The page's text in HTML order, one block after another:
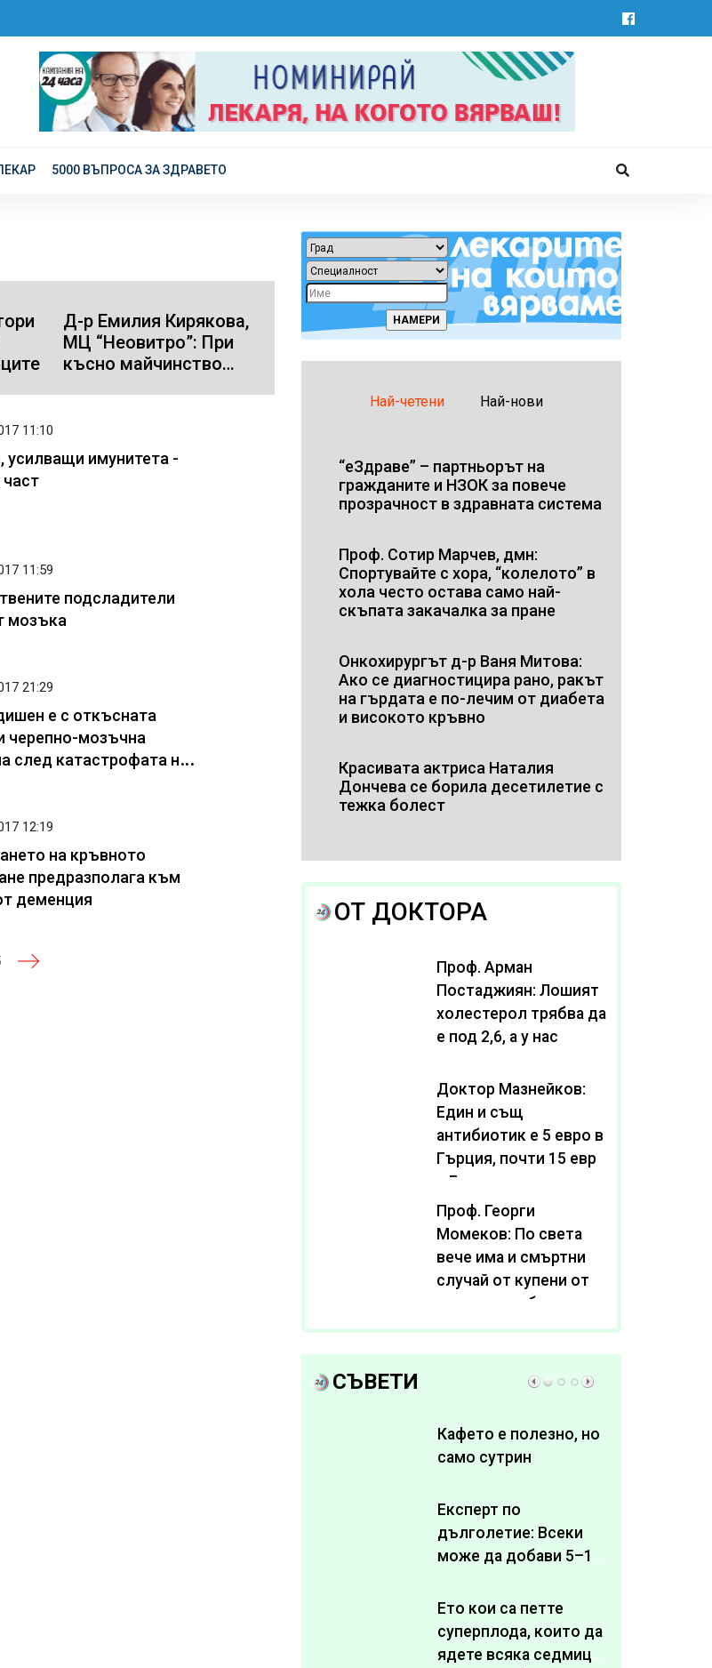
5000 ВЪПРОСА ЗА ЗДРАВЕТО
Д-р Емилия Кирякова,
МЦ “Неовитро”: При
късно майчинство
рисковите фактори ще
11:10
усилващи имунитета -
част
11:59
подсладители
мозъка
21:29
е с откъсната
черепно-мозъчна
след катастрофата на
12:19
на кръвното
предразполага към
деменция
Най-четени Най-нови
“еЗдраве” – партньорът на
гражданите и НЗОК за повече
прозрачност в здравната система
Проф. Сотир Марчев, дмн:
Спортувайте с хора, “колелото” в
хола често остава само най-
скъпата закачалка за пране
Онкохирургът д-р Ваня Митова:
Ако се диагностицира рано, ракът
на гърдата е по-лечим от диабета
и високото кръвно
Красивата актриса Наталия
Дончева се борила десетилетие с
тежка болест
ОТ ДОКТОРА
Проф. Арман
Постаджиян: Лошият
холестерол трябва да
е под 2,6, а у нас
нива от 3,2
Доктор Мазнейков:
Един и същ
антибиотик e 5 евро в
Гърция, почти 15 евро
в България
Проф. Георги
Момеков: По света
вече има и смъртни
случай от купени от
интернет субстанции
за отслабване
СЪВЕТИ
Кафето е полезно, но
само сутрин
Експерт по
дълголетие: Всеки
може да добави 5–10
живота си
Ето кои са петте
суперплода, които да
ядете всяка седмица,